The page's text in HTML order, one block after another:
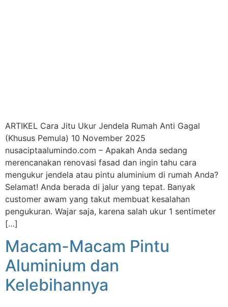
ARTIKEL Cara Jitu Ukur Jendela Rumah Anti Gagal
(Khusus Pemula) 10 November 2025
nusaciptaalumindo.com – Apakah Anda sedang
merencanakan renovasi fasad dan ingin tahu cara
mengukur jendela atau pintu aluminium di rumah Anda?
Selamat! Anda berada di jalur yang tepat. Banyak
customer awam yang takut membuat kesalahan
pengukuran. Wajar saja, karena salah ukur 1 sentimeter
[…]
Macam-Macam Pintu
Aluminium dan
Kelebihannya